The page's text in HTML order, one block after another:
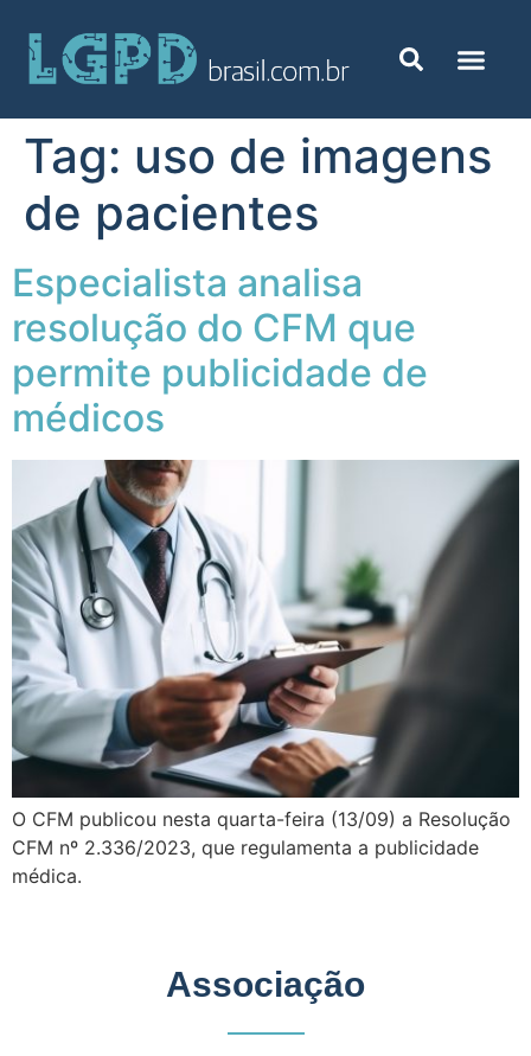
Tag: uso de imagens
de pacientes
Especialista analisa
resolução do CFM que
permite publicidade de
médicos
O CFM publicou nesta quarta-feira (13/09) a Resolução
CFM nº 2.336/2023, que regulamenta a publicidade
médica.
Associação